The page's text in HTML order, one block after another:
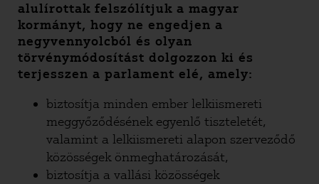
alulírottak felszólítjuk a magyar
kormányt, hogy ne engedjen a
negyvennyolcból és olyan
törvénymódosítást dolgozzon ki és
terjesszen a parlament elé, amely:
biztosítja minden ember lelkiismereti
meggyőződésének egyenlő tiszteletét,
valamint a lelkiismereti alapon szerveződő
közösségek önmeghatározását,
biztosítja a vallási közösségek